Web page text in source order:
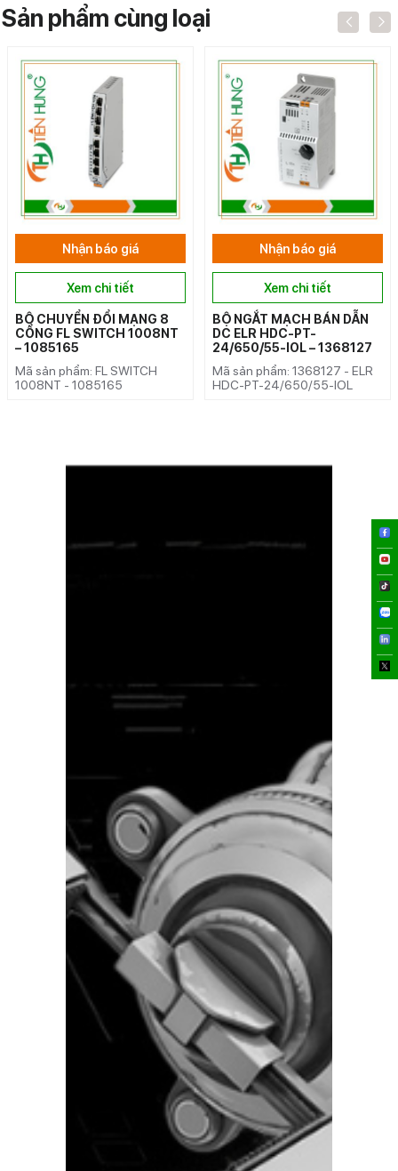
Sản phẩm cùng loại
Nhận báo giá
Xem chi tiết
BỘ CHUYỂN ĐỔI MẠNG 8
CỔNG FL SWITCH 1008NT
– 1085165
Mã sản phẩm: FL SWITCH
1008NT - 1085165
Nhận báo giá
Xem chi tiết
BỘ NGẮT MẠCH BÁN DẪN
DC ELR HDC-PT-
24/650/55-IOL – 1368127
Mã sản phẩm: 1368127 - ELR
HDC-PT-24/650/55-IOL